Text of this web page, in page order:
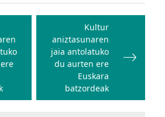
Kultur
aniztasunaren
jaia antolatuko
du aurten ere
Euskara
batzordeak